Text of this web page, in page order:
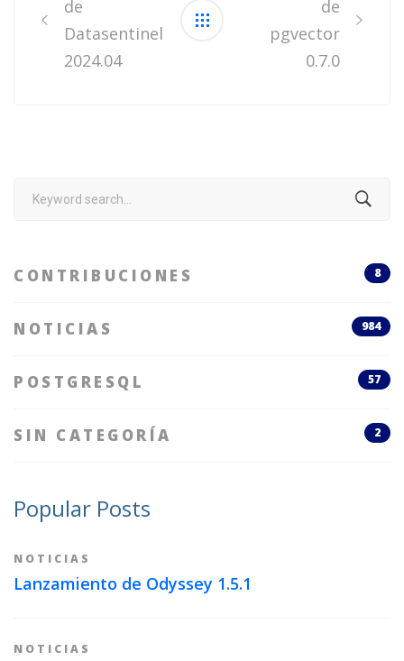
de
Datasentinel
2024.04
de
pgvector
0.7.0
Search
CONTRIBUCIONES 8
NOTICIAS 984
POSTGRESQL 57
SIN CATEGORÍA 2
Popular Posts
NOTICIAS
Lanzamiento de Odyssey 1.5.1
NOTICIAS